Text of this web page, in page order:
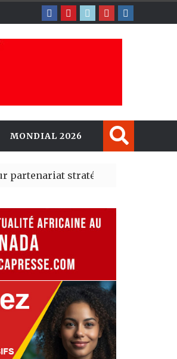
MONDIAL 2026
stratégique avec un cap sur